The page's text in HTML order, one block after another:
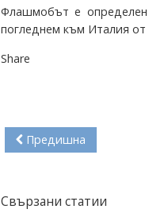
Флашмобът е
погледнем към Италия
Share
Предишна
Свързани статии